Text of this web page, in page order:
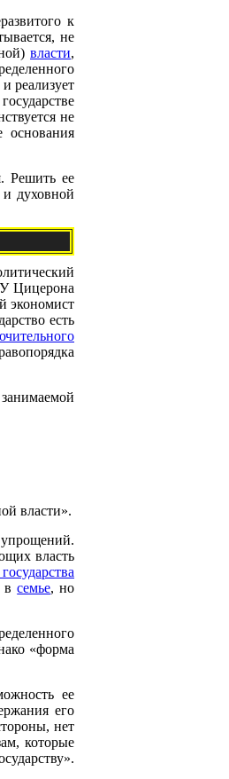
к
не
власти,
реализует
не
основания
Решить ее
и духовной
Цицерона
экономист
есть
власти».
власть
всемье, но
«форма
ее
его
нет
которые